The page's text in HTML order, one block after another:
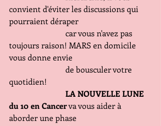
convient d'éviter les discussions qui
pourraient déraper
toujours raison! MARS en domicile
vous donne envie
quotidien!
  LA NOUVELLE LUNE
du 10 en Cancer va vous aider à
aborder une phase